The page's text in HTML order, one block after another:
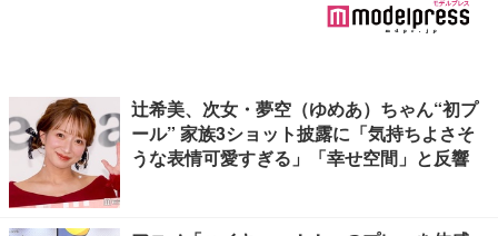
辻希美、次女・夢空（ゆめあ）ちゃん“初プ
ール” 家族3ショット披露に「気持ちよさそ
うな表情可愛すぎる」「幸せ空間」と反響